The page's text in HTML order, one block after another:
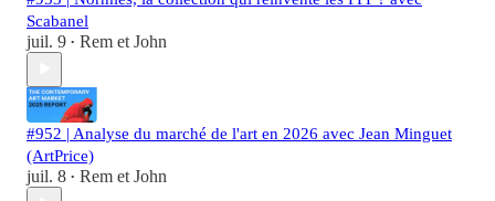
Scabanel
juil. 9 • Rem et John
#952 | Analyse du marché de l'art en 2026 avec Jean Minguet
(ArtPrice)
juil. 8 • Rem et John